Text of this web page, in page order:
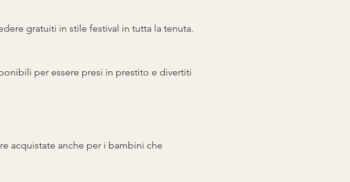
gratuiti in stile festival in tutta la tenuta.
per essere presi in prestito e divertiti
acquistate anche per i bambini che